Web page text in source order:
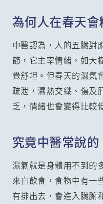
為何人在春天會
中醫認為，人的五臟對
節，它主宰情緒，如大
覺舒坦。但春天的濕氣
疏泄，濕熱交織、傷及
乏，情緒也會變得比較
究竟中醫常說
濕氣就是身體用不到的
來自飲食，食物中有一
有排出去，會進入臟腑